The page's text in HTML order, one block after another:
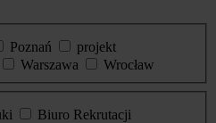
Poznań
projekt
Warszawa
Wrocław
Biuro Rekrutacji